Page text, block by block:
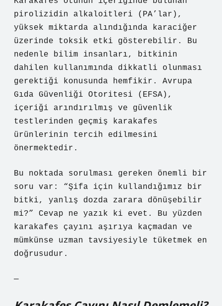
pirolizidin alkaloitleri (PA’lar),
yüksek miktarda alındığında karaciğer
üzerinde toksik etki gösterebilir. Bu
nedenle bilim insanları, bitkinin
dahilen kullanımında dikkatli olunması
gerektiği konusunda hemfikir. Avrupa
Gıda Güvenliği Otoritesi (EFSA),
içeriği arındırılmış ve güvenlik
testlerinden geçmiş karakafes
ürünlerinin tercih edilmesini
önermektedir.
Bu noktada sorulması gereken önemli bir
soru var: “Şifa için kullandığımız bir
bitki, yanlış dozda zarara dönüşebilir
mi?” Cevap ne yazık ki evet. Bu yüzden
karakafes çayını aşırıya kaçmadan ve
mümkünse uzman tavsiyesiyle tüketmek en
doğrusudur.
—